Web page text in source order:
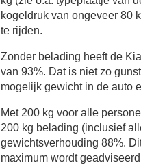
kogeldruk van ongeveer 80
te rijden.
Zonder belading heeft de
van 93%. Dat is niet zo
mogelijk gewicht in de auto
Met 200 kg voor alle
200 kg belading (inclusief
gewichtsverhouding 88%.
maximum wordt